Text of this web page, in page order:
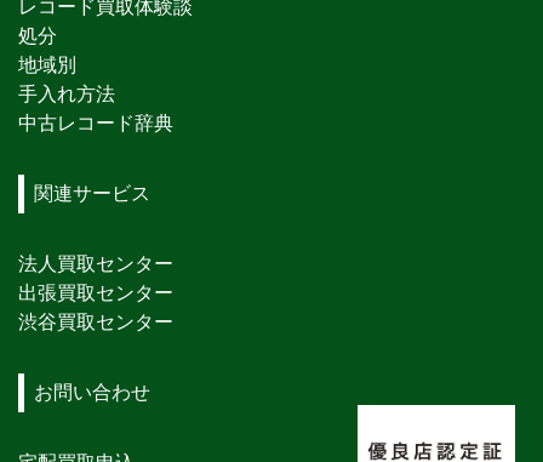
レコード買取体験談
処分
地域別
手入れ方法
中古レコード辞典
関連サービス
法人買取センター
出張買取センター
渋谷買取センター
お問い合わせ